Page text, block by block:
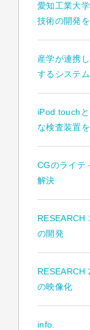
愛知工業大
技術の開発
産学が連携
するシステ
iPod touch
な検査装置
CGのライテ
解決
RESEARCH
の開発
RESEARCH
の映像化
info.